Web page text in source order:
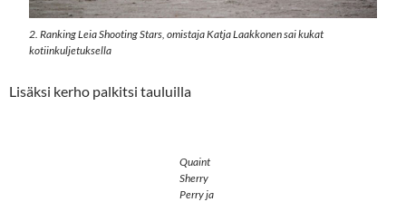
2. Ranking Leia Shooting Stars, omistaja Katja Laakkonen sai kukat
kotiinkuljetuksella
Lisäksi kerho palkitsi tauluilla
Quaint
Sherry
Perry ja